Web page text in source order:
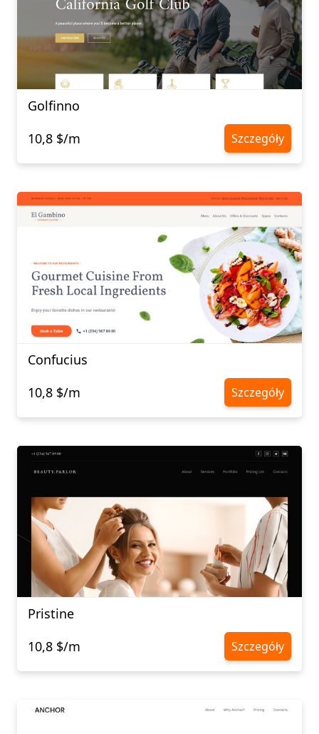
Golfinno
10,8 $/m
Szczegóły
Confucius​​​​​​​
10,8 $/m
Szczegóły
Pristine
10,8 $/m
Szczegóły